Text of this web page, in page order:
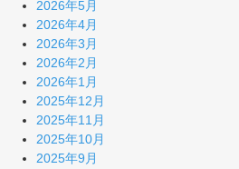
2026年5月
2026年4月
2026年3月
2026年2月
2026年1月
2025年12月
2025年11月
2025年10月
2025年9月